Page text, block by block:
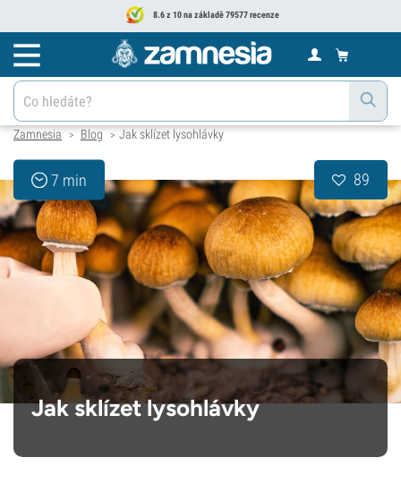
8.6 z 10 na základě 79577 recenze
Zamnesia > Blog > Jak sklízet lysohlávky
7 min 89
Jak sklízet lysohlávky